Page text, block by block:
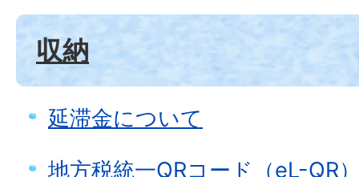
収納
延滞金について
地方税統一QRコード（eL-QR